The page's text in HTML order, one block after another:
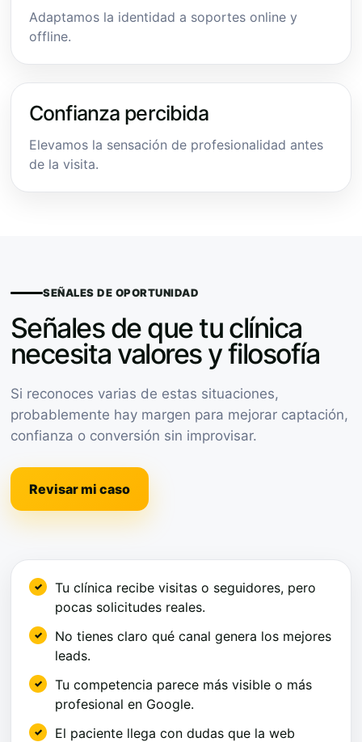
Adaptamos la identidad a soportes online y
offline.
Confianza percibida
Elevamos la sensación de profesionalidad antes
de la visita.
SEÑALES DE OPORTUNIDAD
Señales de que tu clínica
necesita valores y filosofía
Si reconoces varias de estas situaciones,
probablemente hay margen para mejorar captación,
confianza o conversión sin improvisar.
Revisar mi caso
Tu clínica recibe visitas o seguidores, pero
pocas solicitudes reales.
No tienes claro qué canal genera los mejores
leads.
Tu competencia parece más visible o más
profesional en Google.
El paciente llega con dudas que la web